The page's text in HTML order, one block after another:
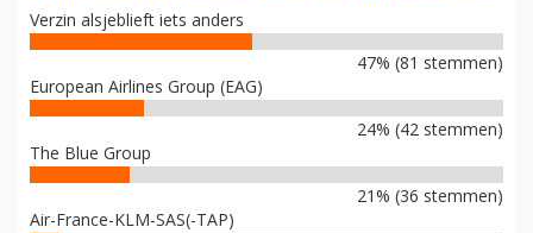
Verzin alsjeblieft iets anders
47% (81 stemmen)
European Airlines Group (EAG)
24% (42 stemmen)
The Blue Group
21% (36 stemmen)
Air-France-KLM-SAS(-TAP)